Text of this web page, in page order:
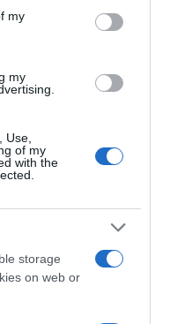
my
my
Use,
of my
with the
storage
on web or